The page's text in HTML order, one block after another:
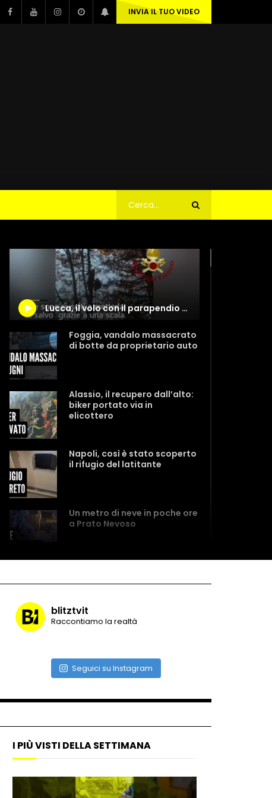
INVIA IL TUO VIDEO
Lucca, il volo con il parapendio finisce male: bloccata tra i rami degli alberi
Foggia, vandalo massacrato
di botte da proprietario auto
Alassio, il recupero dall’alto:
biker portato via in
elicottero
Napoli, così è stato scoperto
il rifugio del latitante
Un metro di neve in poche ore
a Prato Nevoso
museo: ecco cosa c’è nelle
nella villa-showroom
Gioia Tauro, carico esplosivo
blitztvit
Raccontiamo la realtà
Seguici su Instagram
I PIÙ VISTI DELLA SETTIMANA